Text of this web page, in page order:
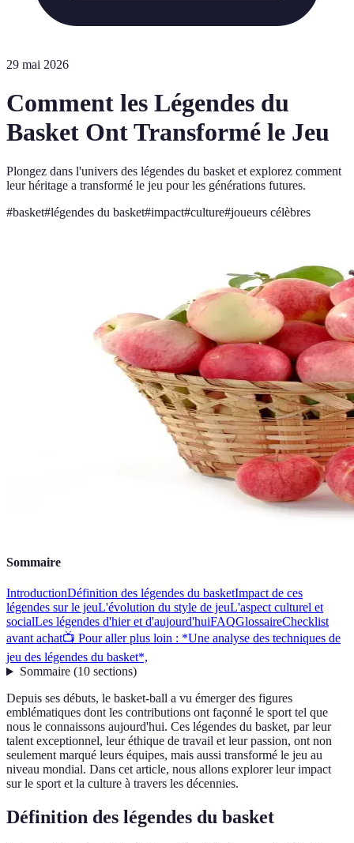
29 mai 2026
Comment les Légendes du
Basket Ont Transformé le Jeu
Plongez dans l'univers des légendes du basket et explorez comment
leur héritage a transformé le jeu pour les générations futures.
#basket#légendes du basket#impact#culture#joueurs célèbres
Sommaire
IntroductionDéfinition des légendes du basketImpact de ces
légendes sur le jeuL'évolution du style de jeuL'aspect culturel et
socialLes légendes d'hier et d'aujourd'huiFAQGlossaireChecklist
avant achat📺 Pour aller plus loin : *Une analyse des techniques de
jeu des légendes du basket*,
Sommaire(10 sections)
Depuis ses débuts, le basket-ball a vu émerger des figures
emblématiques dont les contributions ont façonné le sport tel que
nous le connaissons aujourd'hui. Ces légendes du basket, par leur
talent exceptionnel, leur éthique de travail et leur passion, ont non
seulement marqué leurs équipes, mais aussi transformé le jeu au
niveau mondial. Dans cet article, nous allons explorer leur impact
sur le sport et la culture à travers les décennies.
Définition des légendes du basket